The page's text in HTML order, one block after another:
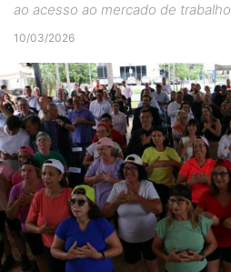
ao acesso ao mercado de trabalho
10/03/2026